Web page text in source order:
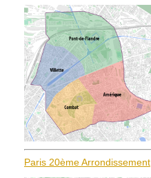
Paris 20ème Arrondissement